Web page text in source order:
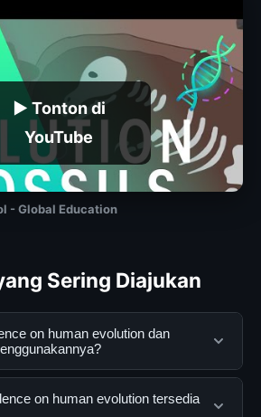
▶ Tonton di
YouTube
- Global Education
Sering Diajukan
on human evolution dan
evolution adalah layanan
on human evolution tersedia